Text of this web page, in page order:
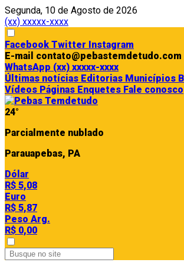
Segunda, 10 de Agosto de 2026
(xx) xxxxx-xxxx
Facebook Twitter Instagram
E-mail contato@pebastemdetudo.com
WhatsApp (xx) xxxxx-xxxx
Últimas notícias Editorias Municípios
Vídeos Páginas Enquetes Fale conosco
24°
Parcialmente nublado
Parauapebas, PA
Dólar
R$ 5,08
Euro
R$ 5,87
Peso Arg.
R$ 0,00